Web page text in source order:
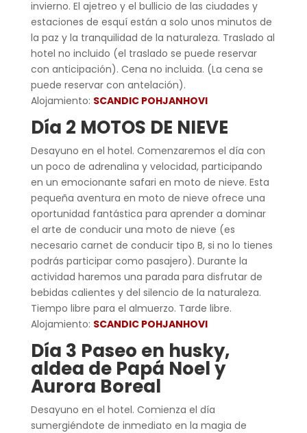
invierno. El ajetreo y el bullicio de las ciudades y
estaciones de esquí están a solo unos minutos de
la paz y la tranquilidad de la naturaleza. Traslado al
hotel no incluido (el traslado se puede reservar
con anticipación). Cena no incluida. (La cena se
puede reservar con antelación).
Alojamiento: SCANDIC POHJANHOVI
Día 2 MOTOS DE NIEVE
Desayuno en el hotel. Comenzaremos el día con
un poco de adrenalina y velocidad, participando
en un emocionante safari en moto de nieve. Esta
pequeña aventura en moto de nieve ofrece una
oportunidad fantástica para aprender a dominar
el arte de conducir una moto de nieve (es
necesario carnet de conducir tipo B, si no lo tienes
podrás participar como pasajero). Durante la
actividad haremos una parada para disfrutar de
bebidas calientes y del silencio de la naturaleza.
Tiempo libre para el almuerzo. Tarde libre.
Alojamiento: SCANDIC POHJANHOVI
Día 3 Paseo en husky,
aldea de Papá Noel y
Aurora Boreal
Desayuno en el hotel. Comienza el día
sumergiéndote de inmediato en la magia de